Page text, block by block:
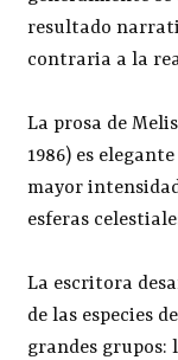
resultado
contraria a la
La prosa de
1986) es
mayor
esferas
La escritora
de las especies
grandes grupos: